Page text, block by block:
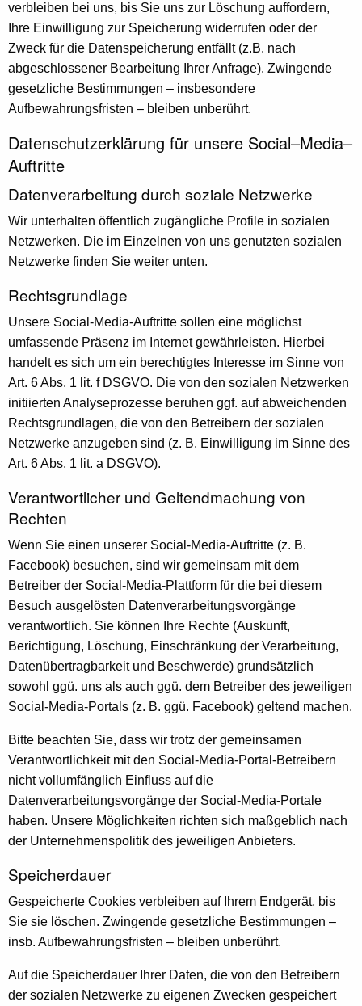
verbleiben bei uns, bis Sie uns zur Löschung auffordern,
Ihre Einwilligung zur Speicherung widerrufen oder der
Zweck für die Datenspeicherung entfällt (z.B. nach
abgeschlossener Bearbeitung Ihrer Anfrage). Zwingende
gesetzliche Bestimmungen – insbesondere
Aufbewahrungsfristen – bleiben unberührt.
Datenschutzerklärung für unsere Social–Media–
Auftritte
Datenverarbeitung durch soziale Netzwerke
Wir unterhalten öffentlich zugängliche Profile in sozialen
Netzwerken. Die im Einzelnen von uns genutzten sozialen
Netzwerke finden Sie weiter unten.
Rechtsgrundlage
Unsere Social-Media-Auftritte sollen eine möglichst
umfassende Präsenz im Internet gewährleisten. Hierbei
handelt es sich um ein berechtigtes Interesse im Sinne von
Art. 6 Abs. 1 lit. f DSGVO. Die von den sozialen Netzwerken
initiierten Analyseprozesse beruhen ggf. auf abweichenden
Rechtsgrundlagen, die von den Betreibern der sozialen
Netzwerke anzugeben sind (z. B. Einwilligung im Sinne des
Art. 6 Abs. 1 lit. a DSGVO).
Verantwortlicher und Geltendmachung von
Rechten
Wenn Sie einen unserer Social-Media-Auftritte (z. B.
Facebook) besuchen, sind wir gemeinsam mit dem
Betreiber der Social-Media-Plattform für die bei diesem
Besuch ausgelösten Datenverarbeitungsvorgänge
verantwortlich. Sie können Ihre Rechte (Auskunft,
Berichtigung, Löschung, Einschränkung der Verarbeitung,
Datenübertragbarkeit und Beschwerde) grundsätzlich
sowohl ggü. uns als auch ggü. dem Betreiber des jeweiligen
Social-Media-Portals (z. B. ggü. Facebook) geltend machen.
Bitte beachten Sie, dass wir trotz der gemeinsamen
Verantwortlichkeit mit den Social-Media-Portal-Betreibern
nicht vollumfänglich Einfluss auf die
Datenverarbeitungsvorgänge der Social-Media-Portale
haben. Unsere Möglichkeiten richten sich maßgeblich nach
der Unternehmenspolitik des jeweiligen Anbieters.
Speicherdauer
Gespeicherte Cookies verbleiben auf Ihrem Endgerät, bis
Sie sie löschen. Zwingende gesetzliche Bestimmungen –
insb. Aufbewahrungsfristen – bleiben unberührt.
Auf die Speicherdauer Ihrer Daten, die von den Betreibern
der sozialen Netzwerke zu eigenen Zwecken gespeichert